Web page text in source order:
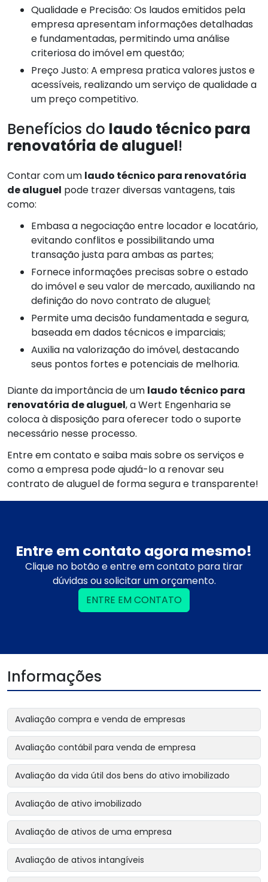
Qualidade e Precisão: Os laudos emitidos pela
empresa apresentam informações detalhadas
e fundamentadas, permitindo uma análise
criteriosa do imóvel em questão;
Preço Justo: A empresa pratica valores justos e
acessíveis, realizando um serviço de qualidade a
um preço competitivo.
Benefícios do laudo técnico para
renovatória de aluguel!
Contar com um laudo técnico para renovatória
de aluguel pode trazer diversas vantagens, tais
como:
Embasa a negociação entre locador e locatário,
evitando conflitos e possibilitando uma
transação justa para ambas as partes;
Fornece informações precisas sobre o estado
do imóvel e seu valor de mercado, auxiliando na
definição do novo contrato de aluguel;
Permite uma decisão fundamentada e segura,
baseada em dados técnicos e imparciais;
Auxilia na valorização do imóvel, destacando
seus pontos fortes e potenciais de melhoria.
Diante da importância de um laudo técnico para
renovatória de aluguel, a Wert Engenharia se
coloca à disposição para oferecer todo o suporte
necessário nesse processo.
Entre em contato e saiba mais sobre os serviços e
como a empresa pode ajudá-lo a renovar seu
contrato de aluguel de forma segura e transparente!
Entre em contato agora mesmo!
Clique no botão e entre em contato para tirar
dúvidas ou solicitar um orçamento.
ENTRE EM CONTATO
Informações
Avaliação compra e venda de empresas
Avaliação contábil para venda de empresa
Avaliação da vida útil dos bens do ativo imobilizado
Avaliação de ativo imobilizado
Avaliação de ativos de uma empresa
Avaliação de ativos intangíveis